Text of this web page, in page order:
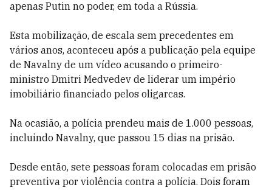
apenas Putin no poder, em toda a Rússia.
Esta mobilização, de escala sem precedentes em
vários anos, aconteceu após a publicação pela equipe
de Navalny de um vídeo acusando o primeiro-
ministro Dmitri Medvedev de liderar um império
imobiliário financiado pelos oligarcas.
Na ocasião, a polícia prendeu mais de 1.000 pessoas,
incluindo Navalny, que passou 15 dias na prisão.
Desde então, sete pessoas foram colocadas em prisão
preventiva por violência contra a polícia. Dois foram